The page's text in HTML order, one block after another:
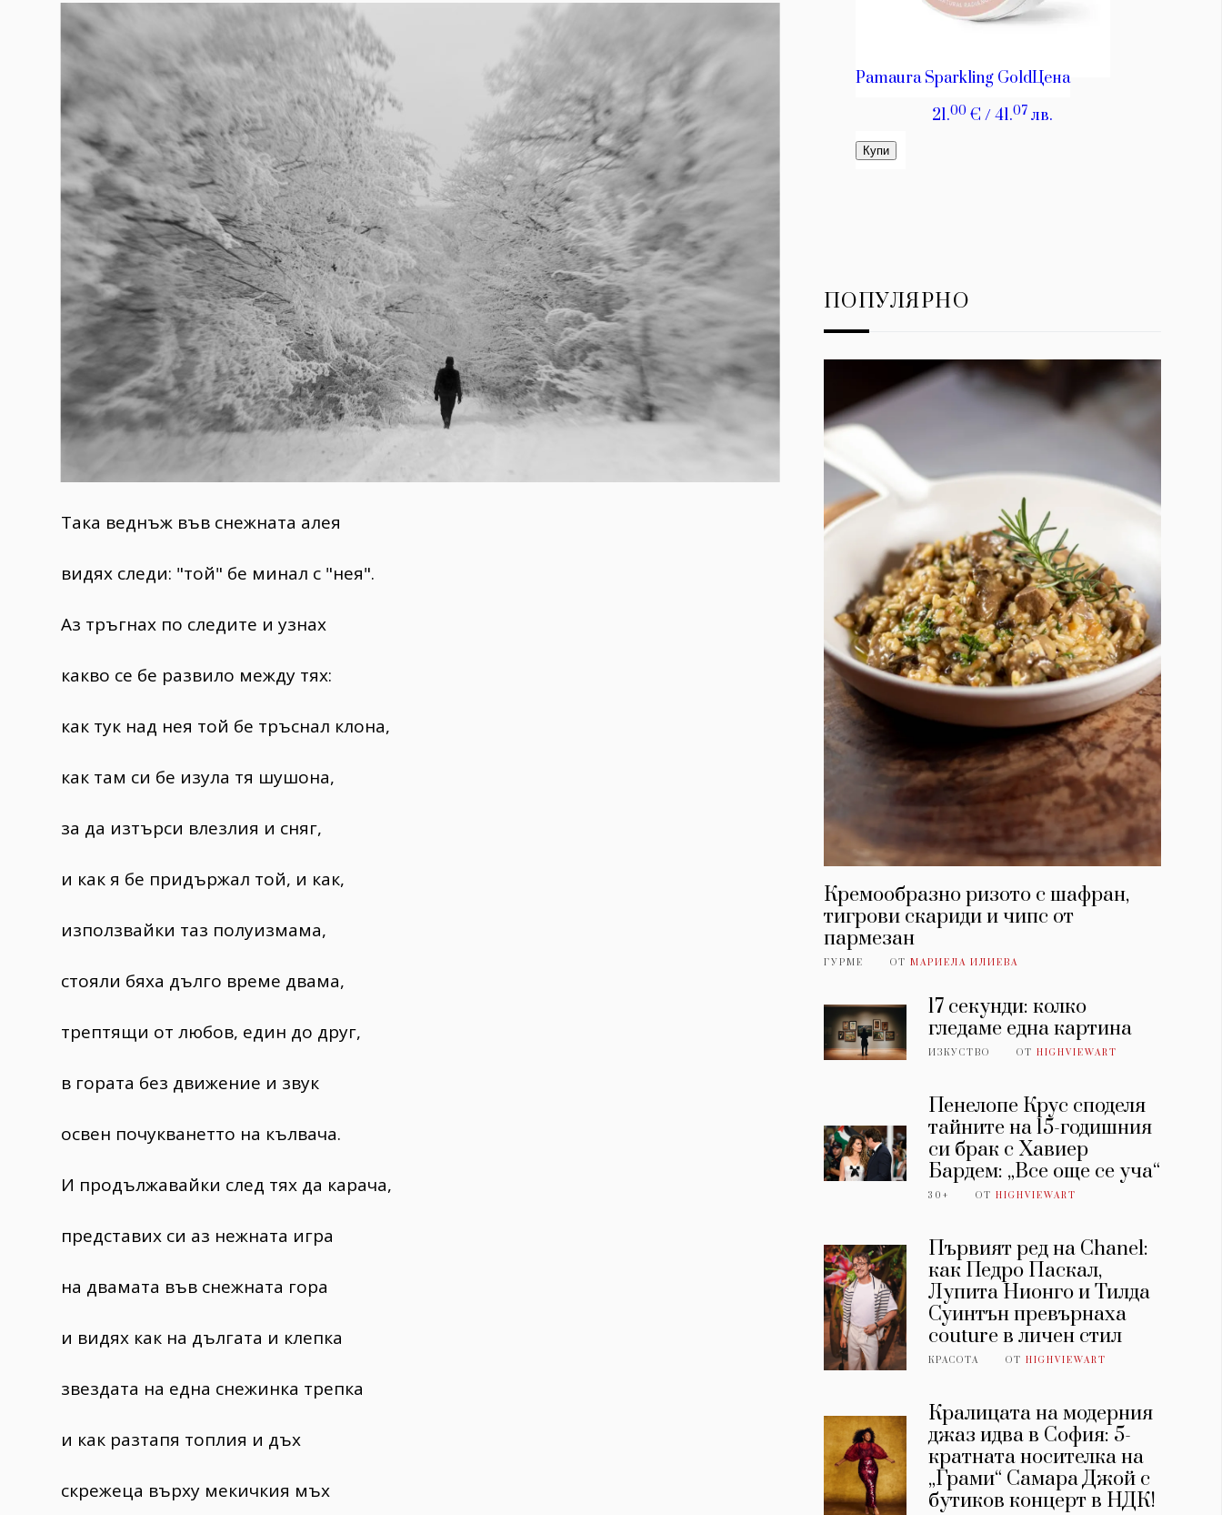
Пътувай
Здраве 389
Gentlemen
382
Wellness 1817
ПОСЛЕДВАЙТЕ
НИ
Така веднъж във снежната алея
видях следи: "той" бе минал с "нея".
Аз тръгнах по следите и узнах
какво се бе развило между тях:
как тук над нея той бе тръснал клона,
как там си бе изула тя шушона,
за да изтърси влезлия и сняг,
и как я бе придържал той, и как,
използвайки таз полуизмама,
стояли бяха дълго време двама,
трептящи от любов, един до друг,
в гората без движение и звук
освен почукванетто на кълвача.
И продължавайки след тях да карача,
представих си аз нежната игра
на двамата във снежната гора
и видях как на дългата и клепка
звездата на една снежинка трепка
и как разтапя топлия и дъх
скрежеца върху мекичкия мъх
ПОПУЛЯРНО
Кремообразно ризото с шафран,
тигрови скариди и чипс от
пармезан
ГУРМЕ ОТ МАРИЕЛА ИЛИЕВА
17 секунди: колко
гледаме една картина
ИЗКУСТВО ОТHIGHVIEWART
Пенелопе Крус споделя
тайните на 15-годишния
си брак с Хавиер
Бардем: „Все още се уча“
30+ ОТHIGHVIEWART
Първият ред на Chanel:
как Педро Паскал,
Лупита Нионго и Тилда
Суинтън превърнаха
couture в личен стил
КРАСОТА ОТHIGHVIEWART
Кралицата на модерния
джаз идва в София: 5-
кратната носителка на
„Грами“ Самара Джой с
бутиков концерт в НДК!